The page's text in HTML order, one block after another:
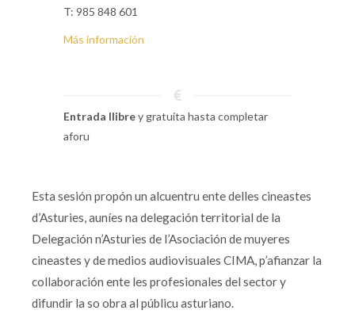
T: 985 848 601
Más información
Entrada llibrey gratuita hasta completar
aforu
Esta sesión propón un alcuentru ente delles cineastes
d’Asturies, auníes na delegación territorial de la
Delegación n’Asturies de l’Asociación de muyeres
cineastes y de medios audiovisuales CIMA, p’afianzar la
collaboración ente les profesionales del sector y
difundir la so obra al públicu asturiano.